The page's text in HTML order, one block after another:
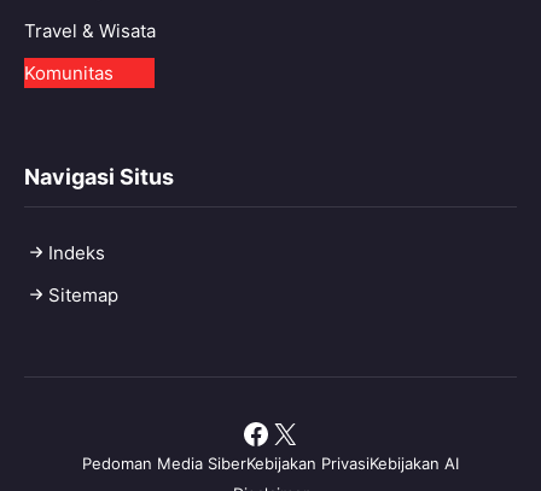
Travel & Wisata
Komunitas
Navigasi Situs
Indeks
Sitemap
Pedoman Media SiberKebijakan PrivasiKebijakan AI
Facebook
X